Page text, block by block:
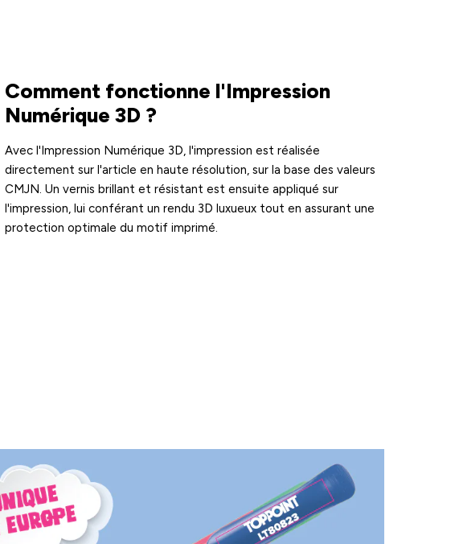
Comment fonctionne l'Impression
Numérique 3D ?
Avec l'Impression Numérique 3D, l'impression est réalisée
directement sur l'article en haute résolution, sur la base des valeurs
CMJN. Un vernis brillant et résistant est ensuite appliqué sur
l'impression, lui conférant un rendu 3D luxueux tout en assurant une
protection optimale du motif imprimé.